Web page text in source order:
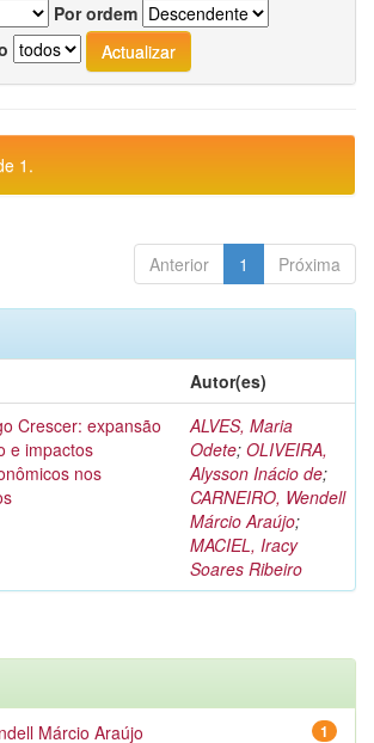
Por ordem
1.
Anterior 1 Próxima
Autor(es)
Crescer: expansão
e impactos
nos
ALVES, Maria
Odete; OLIVEIRA,
Alysson Inácio de;
CARNEIRO, Wendell
Márcio Araújo;
MACIEL, Iracy
Soares Ribeiro
1
Márcio Araújo